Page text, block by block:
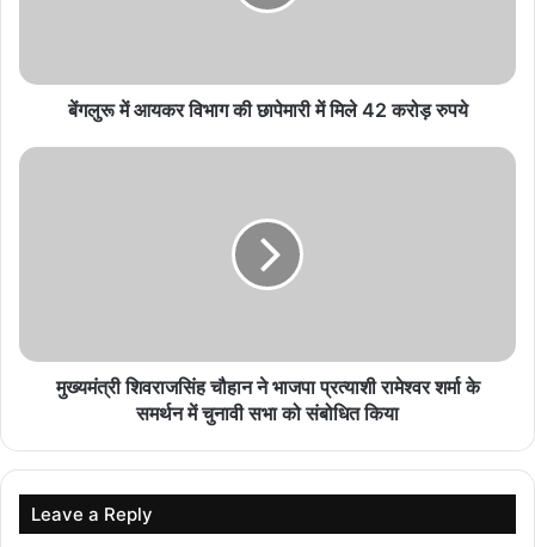
‘सड़क बनवाओ वरना कुर्सी से हटवा देंगे’, MP में जर्जर सड़क
पर बच्ची ने CM मोहन यादव को घेरा
मुक्तिधाम में कुत्तों का अंतिम संस्कार कराने पर कार्रवाई,
Bilaspur में टास्क कर्मी हटाया
August 9, 2026
संदिग्धों से पूछताछ
August 9, 2026
बेंगलुरू में आयकर विभाग की छापेमारी में मिले 42 करोड़ रुपये
मुख्यमंत्री शिवराजसिंह चौहान ने भाजपा प्रत्याशी रामेश्वर शर्मा के
समर्थन में चुनावी सभा को संबोधित किया
Leave a Reply